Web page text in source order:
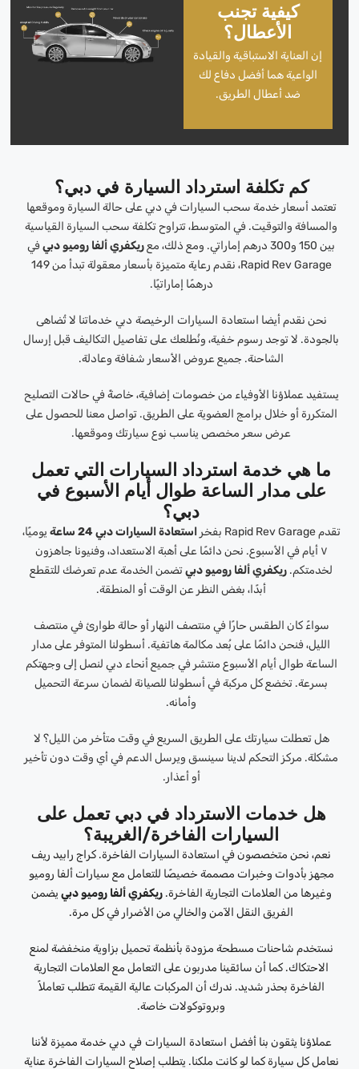
كيفية تجنب
الأعطال؟
إن العناية الاستباقية والقيادة
الواعية هما أفضل دفاع لك
ضد أعطال الطريق.
كم تكلفة استرداد السيارة في دبي؟
تعتمد أسعار خدمة سحب السيارات في دبي على حالة السيارة وموقعها
والمسافة والتوقيت. في المتوسط، تتراوح تكلفة سحب السيارة القياسية
بين 150 و300 درهم إماراتي. ومع ذلك، مع
ريكفري ألفا روميو دبيفي
Rapid Rev Garage، نقدم رعاية متميزة بأسعار معقولة تبدأ من 149
درهمًا إماراتيًا.
نحن نقدم أيضا استعادة السيارات الرخيصة دبي خدماتنا لا تُضاهى
بالجودة. لا توجد رسوم خفية، ونُطلعك على تفاصيل التكاليف قبل إرسال
الشاحنة. جميع عروض الأسعار شفافة وعادلة.
يستفيد عملاؤنا الأوفياء من خصومات إضافية، خاصةً في حالات التصليح
المتكررة أو خلال برامج العضوية على الطريق. تواصل معنا للحصول على
عرض سعر مخصص يناسب نوع سيارتك وموقعها.
ما هي خدمة استرداد السيارات التي تعمل
على مدار الساعة طوال أيام الأسبوع في
دبي؟
تقدم Rapid Rev Garage بفخر استعادة السيارات دبي 24 ساعة
يوميًا،
٧ أيام في الأسبوع. نحن دائمًا على أهبة الاستعداد، وفنيونا جاهزون
لخدمتكم. ريكفري ألفا روميو دبيتضمن الخدمة عدم تعرضك للتقطع
أبدًا، بغض النظر عن الوقت أو المنطقة.
سواءً كان الطقس حارًا في منتصف النهار أو حالة طوارئ في منتصف
الليل، فنحن دائمًا على بُعد مكالمة هاتفية. أسطولنا المتوفر على مدار
الساعة طوال أيام الأسبوع منتشر في جميع أنحاء دبي لنصل إلى وجهتكم
بسرعة. تخضع كل مركبة في أسطولنا للصيانة لضمان سرعة التحميل
وأمانه.
هل تعطلت سيارتك على الطريق السريع في وقت متأخر من الليل؟ لا
مشكلة. مركز التحكم لدينا سينسق ويرسل الدعم في أي وقت دون تأخير
أو أعذار.
هل خدمات الاسترداد في دبي تعمل على
السيارات الفاخرة/الغريبة؟
نعم، نحن متخصصون في استعادة السيارات الفاخرة. كراج رابيد ريف
مجهز بأدوات وخبرات مصممة خصيصًا للتعامل مع سيارات ألفا روميو
وغيرها من العلامات التجارية الفاخرة.ريكفري ألفا روميو دبي يضمن
الفريق النقل الآمن والخالي من الأضرار في كل مرة.
نستخدم شاحنات مسطحة مزودة بأنظمة تحميل بزاوية منخفضة لمنع
الاحتكاك. كما أن سائقينا مدربون على التعامل مع العلامات التجارية
الفاخرة بحذر شديد. ندرك أن المركبات عالية القيمة تتطلب تعاملاً
وبروتوكولات خاصة.
عملاؤنا يثقون بناأفضل استعادة السيارات في دبي خدمة مميزة لأننا
نعامل كل سيارة كما لو كانت ملكنا. يتطلب إصلاح السيارات الفاخرة عناية